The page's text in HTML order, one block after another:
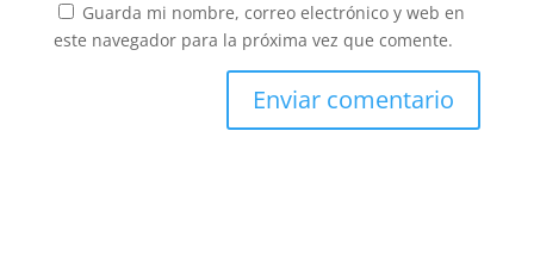
Guarda mi nombre, correo electrónico y web en
este navegador para la próxima vez que comente.